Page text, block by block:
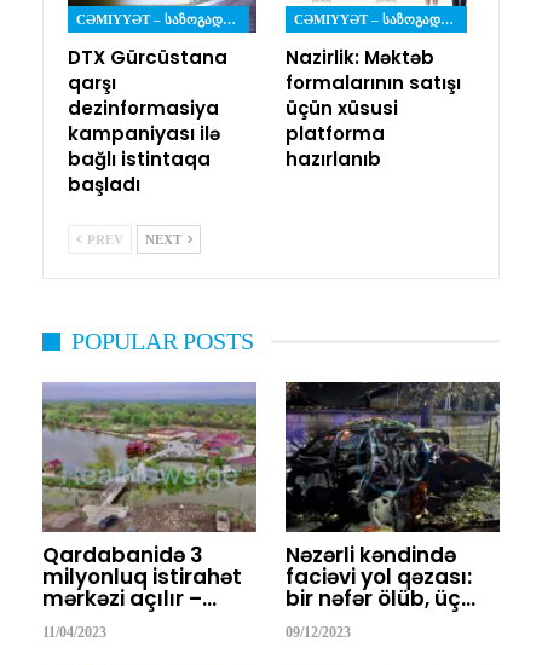
CƏMIYYƏT – ᲡᲐᲖᲝᲒᲐᲓᲝᲔᲑᲐ
DTX Gürcüstana
qarşı
dezinformasiya
kampaniyası ilə
bağlı istintaqa
başladı
CƏMIYYƏT – ᲡᲐᲖᲝᲒᲐᲓᲝᲔᲑᲐ
Nazirlik: Məktəb
formalarının satışı
üçün xüsusi
platforma
hazırlanıb
PREV NEXT
POPULAR POSTS
Qardabanidə 3
milyonluq istirahət
mərkəzi açılır –…
11/04/2023
Nəzərli kəndində
faciəvi yol qəzası:
bir nəfər ölüb, üç…
09/12/2023